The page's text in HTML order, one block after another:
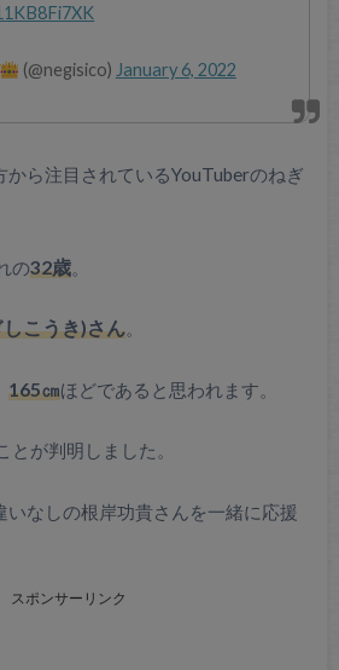
(@negisico) January 6, 2022
から注目されているYouTuberのねぎ
の32歳。
こうき)さん。
165㎝ほどであると思われます。
とが判明しました。
いなしの根岸功貴さんを一緒に応援
スポンサーリンク